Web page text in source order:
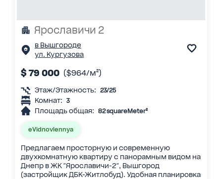
Ярославичи 2
в Вышгороде
ул. Кургузова
$ 79 000 ($964/м²)
Этаж/Этажность: 23/25
Комнат: 3
Площадь общая: 82 squareMeter²
eVidnovlennya
Предлагаем просторную и современную
двухкомнатную квартиру с панорамным видом на
Днепр в ЖК "Ярославичи-2", Вышгород
(застройщик ДБК-Житлобуд). Удобная планировка